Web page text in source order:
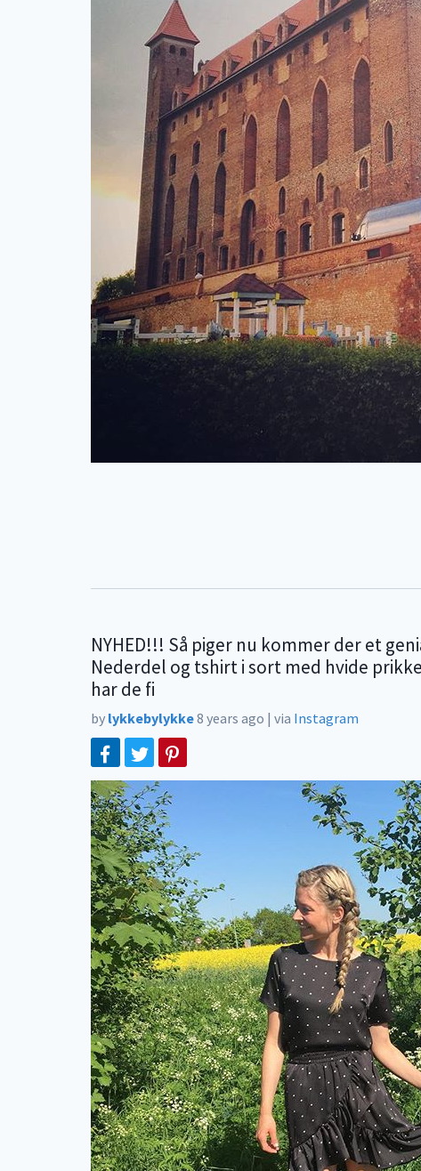
NYHED!!! Så piger nu kommer der et
Nederdel og tshirt i sort med hvide
har de fi
by lykkebylykke8 years ago | via Instagram